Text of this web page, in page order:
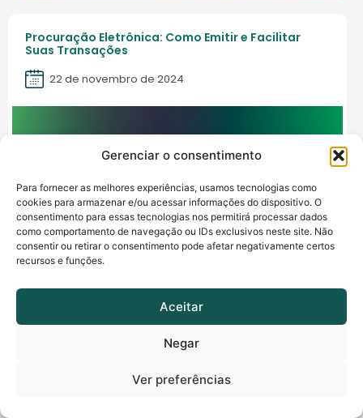
Gerenciar o consentimento
Para fornecer as melhores experiências, usamos tecnologias como
cookies para armazenar e/ou acessar informações do dispositivo. O
consentimento para essas tecnologias nos permitirá processar dados
como comportamento de navegação ou IDs exclusivos neste site. Não
consentir ou retirar o consentimento pode afetar negativamente certos
recursos e funções.
Aceitar
Negar
Ver preferências
Procuração Eletrônica: Como Emitir e Facilitar
Suas Transações
22 de novembro de 2024
Confira todos os vídeos